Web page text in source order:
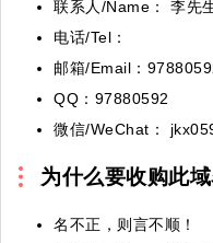
联系人/Name： 李先
电话/Tel：
邮箱/Email：
QQ：97880592
微信/WeChat：
为什么要收购此域
名不正，则言不顺！